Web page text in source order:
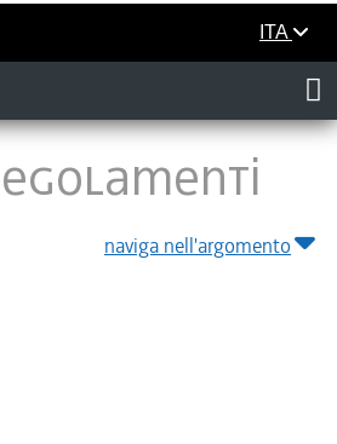
ITA
naviga nell'argomento